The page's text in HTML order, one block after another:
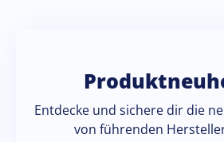
Entdecke und sichere dir die
von führenden